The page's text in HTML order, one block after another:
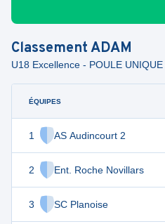
ClassementADAM
U18 Excellence - POULE UNIQUE
ÉQUIPES
1 AS Audincourt 2
2 Ent. Roche Novillars
3 SC Planoise
50
40